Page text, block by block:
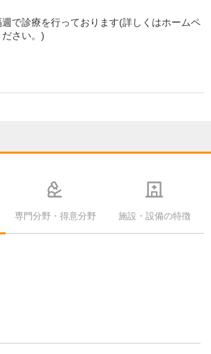
で診療を行っております(詳しくはホームペ
さい。)
専門分野・得意分野 施設・設備の特徴